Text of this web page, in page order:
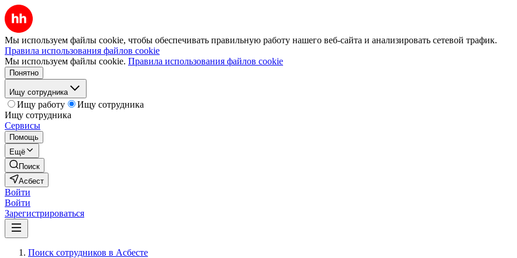
Мы используем файлы cookie, чтобы обеспечивать правильную работу нашего веб-сайта и анализировать сетевой трафик.
Правила использования файлов cookie
Мы используем файлы cookie. Правила использования файлов cookie
Понятно
Ищу сотрудника
Ищу работу
Ищу сотрудника
Ищу сотрудника
Сервисы
Помощь
Ещё
Поиск
Асбест
Войти
Войти
Зарегистрироваться
Поиск сотрудников в Асбесте